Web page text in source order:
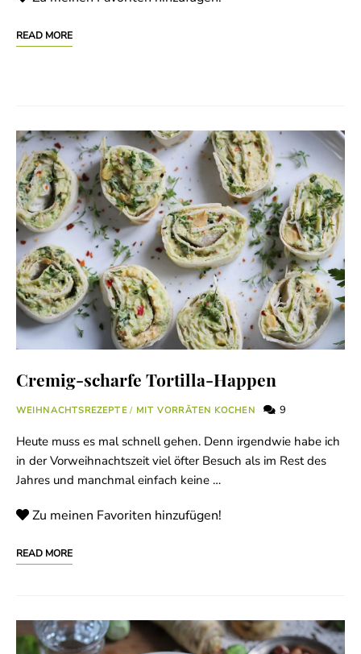
READ MORE
Cremig-scharfe Tortilla-Happen
WEIHNACHTSREZEPTE/ MIT VORRÄTEN KOCHEN 9
Heute muss es mal schnell gehen. Denn irgendwie habe ich
in der Vorweihnachtszeit viel öfter Besuch als im Rest des
Jahres und manchmal einfach keine …
Zu meinen Favoriten hinzufügen!
READ MORE